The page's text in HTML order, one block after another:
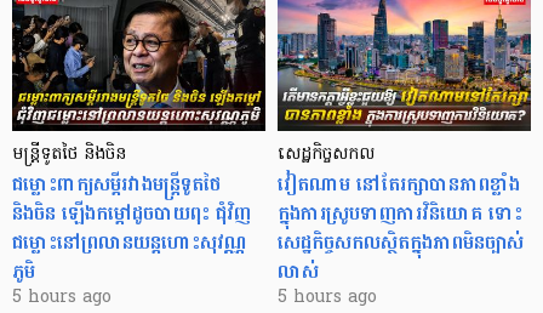
មន្ត្រីទូតថៃ និងចិន
ជម្លោះពាក្យសម្តីរវាងមន្ត្រីទូតថៃ
និងចិន ឡើងកម្ដៅដូចបាយពុះ ជុំវិញ
ជម្លោះនៅព្រលានយន្តហោះសុវណ្ណ
ភូមិ
5 hours ago
សេដ្ឋកិច្ចសកល
វៀតណាម នៅតែរក្សាបានភាពខ្លាំង
ក្នុងការស្រូបទាញការវិនិយោគ​ ទោះ
សេដ្ឋកិច្ចសកលស្ថិតក្នុងភាពមិនច្បាស់
លាស់
5 hours ago